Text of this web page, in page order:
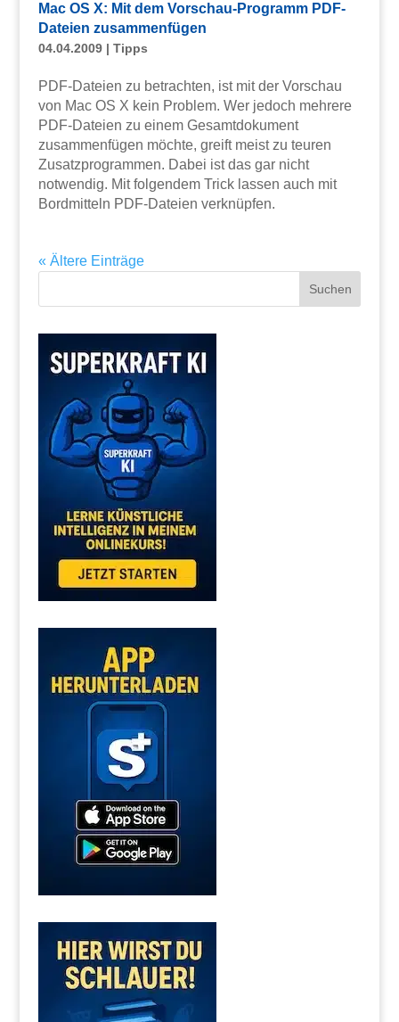
Mac OS X: Mit dem Vorschau-Programm PDF-
Dateien zusammenfügen
04.04.2009| Tipps
PDF-Dateien zu betrachten, ist mit der Vorschau
von Mac OS X kein Problem. Wer jedoch mehrere
PDF-Dateien zu einem Gesamtdokument
zusammenfügen möchte, greift meist zu teuren
Zusatzprogrammen. Dabei ist das gar nicht
notwendig. Mit folgendem Trick lassen auch mit
Bordmitteln PDF-Dateien verknüpfen.
« Ältere Einträge